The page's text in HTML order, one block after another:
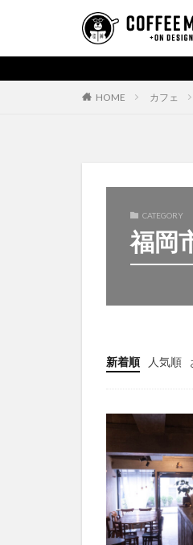
HOME カフェ
CATEGORY
福岡
新着順 人気順